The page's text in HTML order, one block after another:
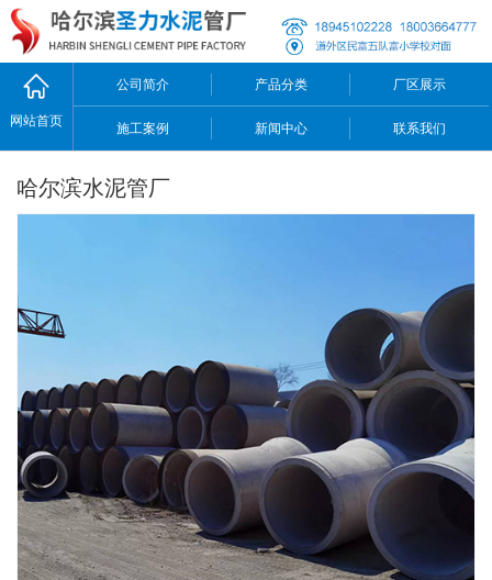
网站首页
公司简介 产品分类 厂区展示
施工案例 新闻中心 联系我们
哈尔滨水泥管厂